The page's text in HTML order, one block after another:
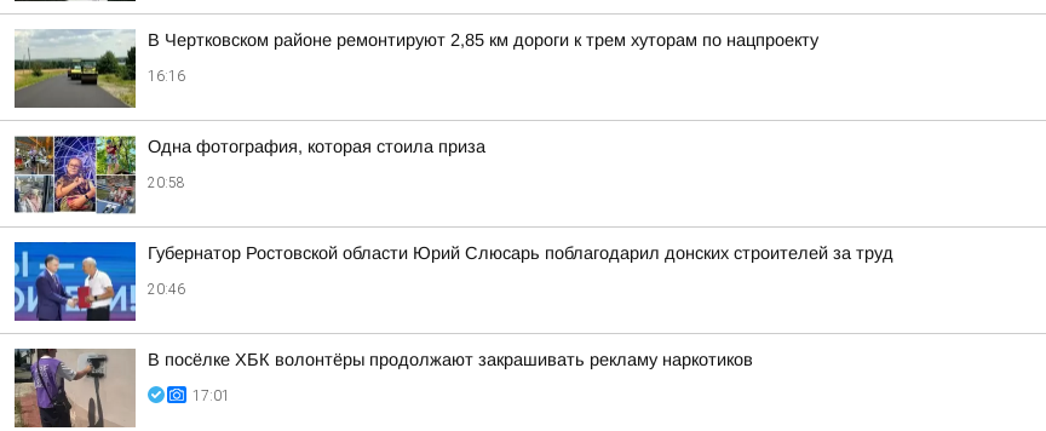
В Чертковском районе ремонтируют 2,85 км дороги к трем хуторам по нацпроекту
16:16
Одна фотография, которая стоила приза
20:58
Губернатор Ростовской области Юрий Слюсарь поблагодарил донских строителей за труд
20:46
В посёлке ХБК волонтёры продолжают закрашивать рекламу наркотиков
17:01